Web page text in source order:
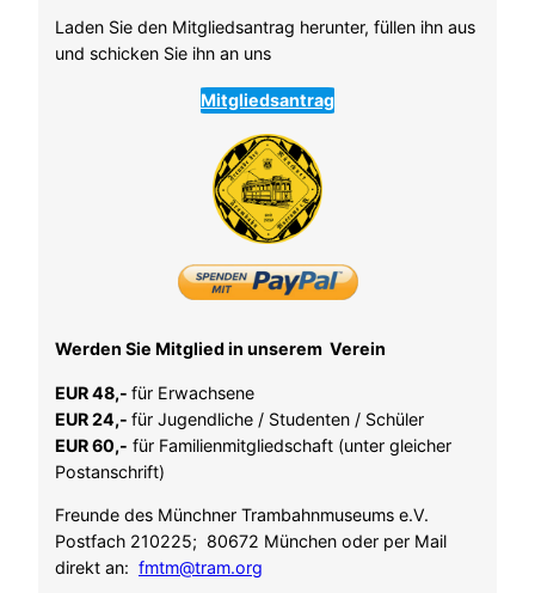
Laden Sie den Mitgliedsantrag herunter, füllen ihn aus
und schicken Sie ihn an uns
Mitgliedsantrag
Werden Sie Mitglied in unserem Verein
EUR 48,- für Erwachsene
EUR 24,- für Jugendliche / Studenten / Schüler
EUR 60,- für Familienmitgliedschaft (unter gleicher
Postanschrift)
Freunde des Münchner Trambahnmuseums e.V.
Postfach 210225; 80672 München oder per Mail
direkt an: fmtm@tram.org